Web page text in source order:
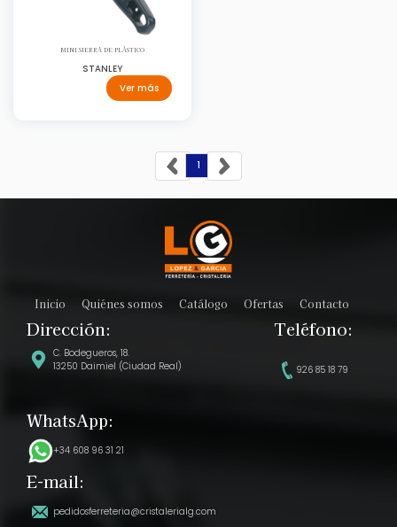
MINI SIERRA DE PLÁSTICO
STANLEY
Ver más
1
Inicio Quiénes somos Catálogo Ofertas Contacto
Dirección:
C. Bodegueros, 18.
13250 Daimiel (Ciudad Real)
Teléfono:
926 85 18 79
WhatsApp:
+34 608 96 31 21
E-mail:
pedidosferreteria@cristalerialg.com